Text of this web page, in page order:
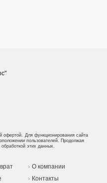
офертой. Для функционирования сайта
пользователей. Продолжая
этих данных.
О компании
Контакты